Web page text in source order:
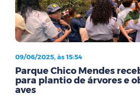
09/06/2025, às 15:54
Parque Chico Mendes
para plantio de árvores e
aves